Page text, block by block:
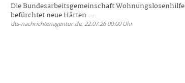
Die Bundesarbeitsgemeinschaft Wohnungslosenhilfe
befürchtet neue Härten ...
dts-nachrichtenagentur.de, 22.07.26 00:00 Uhr